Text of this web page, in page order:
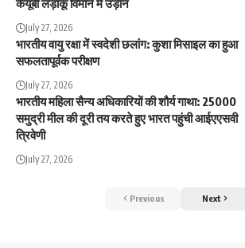
केयूबी लड़ाकू विमान में उड़ान
July 27, 2026
भारतीय वायु रक्षा में स्वदेशी छलांग: कुशा मिसाइल का हुआ
सफलतापूर्वक परीक्षण
July 27, 2026
भारतीय महिला सैन्य अधिकारियों की शौर्य गाथा: 25000
समुद्री मील की दूरी तय करते हुए भारत पहुंची आईएएसवी
त्रिवेणी
July 27, 2026
Previous Next